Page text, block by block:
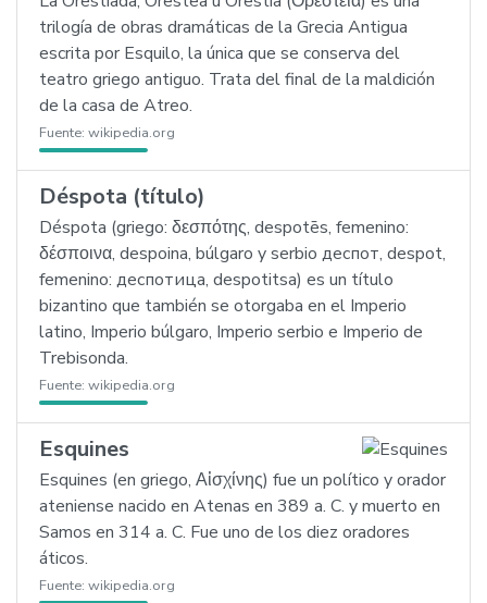
trilogía de obras dramáticas de la Grecia Antigua
escrita por Esquilo, la única que se conserva del
teatro griego antiguo. Trata del final de la maldición
de la casa de Atreo.
Fuente: wikipedia.org
Déspota (título)
Déspota (griego: δεσπότης, despotēs, femenino:
δέσποινα, despoina, búlgaro y serbio деспот, despot,
femenino: деспотица, despotitsa) es un título
bizantino que también se otorgaba en el Imperio
latino, Imperio búlgaro, Imperio serbio e Imperio de
Trebisonda.
Fuente: wikipedia.org
Esquines
Esquines (en griego, Αἰσχίνης) fue un político y orador
ateniense nacido en Atenas en 389 a. C. y muerto en
Samos en 314 a. C. Fue uno de los diez oradores
áticos.
Fuente: wikipedia.org